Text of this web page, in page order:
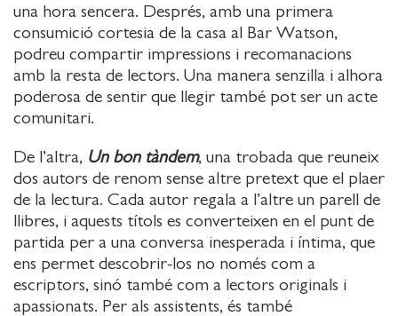
una hora sencera. Després, amb una primera
consumició cortesia de la casa al Bar Watson,
podreu compartir impressions i recomanacions
amb la resta de lectors. Una manera senzilla i alhora
poderosa de sentir que llegir també pot ser un acte
comunitari.
De l’altra, Un bon tàndem, una trobada que reuneix
dos autors de renom sense altre pretext que el plaer
de la lectura. Cada autor regala a l’altre un parell de
llibres, i aquests títols es converteixen en el punt de
partida per a una conversa inesperada i íntima, que
ens permet descobrir-los no només com a
escriptors, sinó també com a lectors originals i
apassionats. Per als assistents, és també